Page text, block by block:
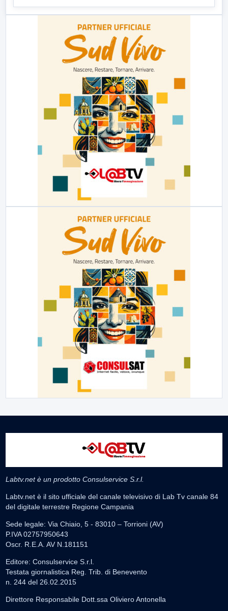
Labtv.net è un prodotto Consulservice S.r.l.
Labtv.net è il sito ufficiale del canale televisivo di Lab Tv canale 84
del digitale terrestre Regione Campania
Sede legale: Via Chiaio, 5 - 83010 – Torrioni (AV)
P.IVA 02757950643
Oscr. R.E.A. AV N.181151
Editore: Consulservice S.r.l.
Testata giornalistica Reg. Trib. di Benevento
n. 244 del 26.02.2015
Direttore Responsabile Dott.ssa Oliviero Antonella